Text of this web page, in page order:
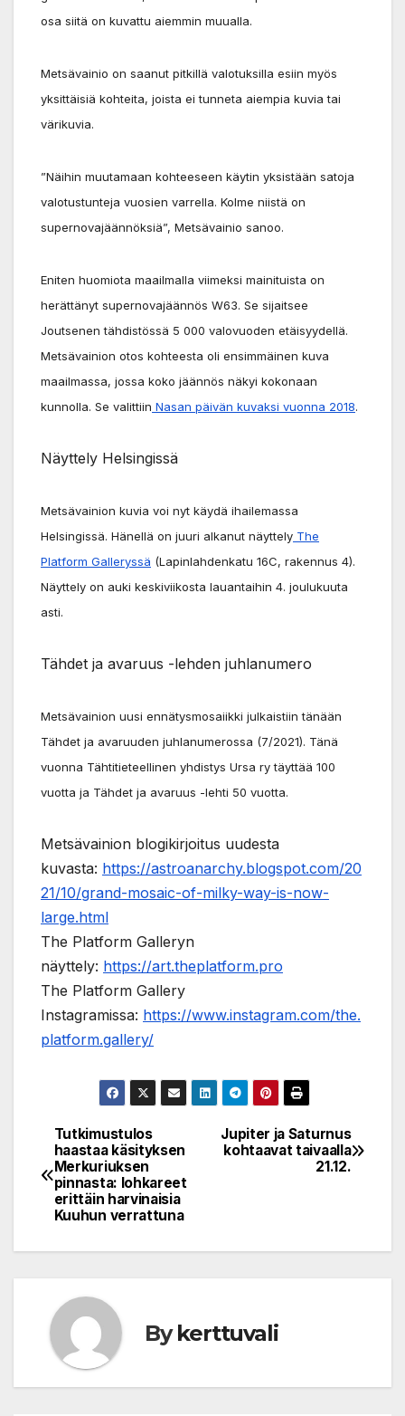
osa siitä on kuvattu aiemmin muualla.
Metsävainio on saanut pitkillä valotuksilla esiin myös
yksittäisiä kohteita, joista ei tunneta aiempia kuvia tai
värikuvia.
”Näihin muutamaan kohteeseen käytin yksistään satoja
valotustunteja vuosien varrella. Kolme niistä on
supernovajäännöksiä”, Metsävainio sanoo.
Eniten huomiota maailmalla viimeksi mainituista on
herättänyt supernovajäännös W63. Se sijaitsee
Joutsenen tähdistössä 5 000 valovuoden etäisyydellä.
Metsävainion otos kohteesta oli ensimmäinen kuva
maailmassa, jossa koko jäännös näkyi kokonaan
kunnolla. Se valittiin Nasan päivän kuvaksi vuonna 2018.
Näyttely Helsingissä
Metsävainion kuvia voi nyt käydä ihailemassa
Helsingissä. Hänellä on juuri alkanut näyttely The
Platform Galleryssä (Lapinlahdenkatu 16C, rakennus 4).
Näyttely on auki keskiviikosta lauantaihin 4. joulukuuta
asti.
Tähdet ja avaruus -lehden juhlanumero
Metsävainion uusi ennätysmosaiikki julkaistiin tänään
Tähdet ja avaruuden juhlanumerossa (7/2021). Tänä
vuonna Tähtitieteellinen yhdistys Ursa ry täyttää 100
vuotta ja Tähdet ja avaruus -lehti 50 vuotta.
Metsävainion blogikirjoitus uudesta
kuvasta: https://astroanarchy.blogspot.com/20
21/10/grand-mosaic-of-milky-way-is-now-
large.html
The Platform Galleryn
näyttely: https://art.theplatform.pro
The Platform Gallery
Instagramissa: https://www.instagram.com/the.
platform.gallery/
Post
navigation
Jupiter ja Saturnus
kohtaavat taivaalla
21.12.
Tutkimustulos
haastaa käsityksen
Merkuriuksen
pinnasta: lohkareet
erittäin harvinaisia
Kuuhun verrattuna
Bykerttuvali